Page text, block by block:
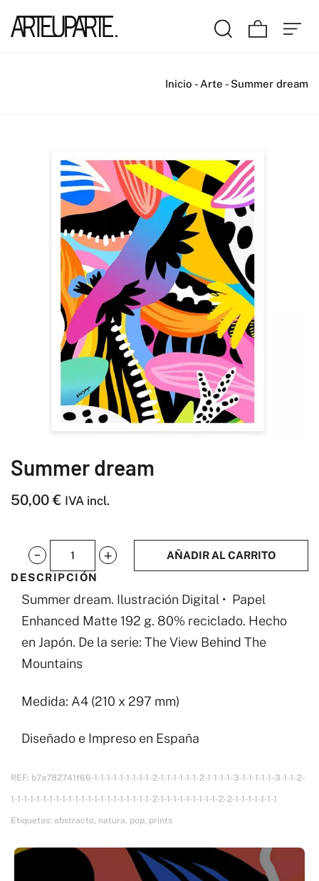
Inicio - Arte - Summer dream
Summer dream
50,00€ IVA incl.
Summer
dream
cantidad
AÑADIR AL CARRITO
DESCRIPCIÓN
Summer dream. Ilustración Digital • Papel
Enhanced Matte 192 g. 80% reciclado. Hecho
en Japón. De la serie: The View Behind The
Mountains
Medida: A4 (210 x 297 mm)
Diseñado e Impreso en España
REF: b7a782741f66-1-1-1-1-1-1-1-1-1-2-1-1-1-1-1-1-2-1-1-1-1-3-1-1-1-1-1-3-1-1-2-
1-1-1-1-1-1-1-1-1-1-1-1-1-1-1-1-1-1-1-1-1-1-2-1-1-1-1-1-1-1-1-1-2-2-1-1-1-1-1-1-1
Etiquetas: abstracto, natura, pop, prints